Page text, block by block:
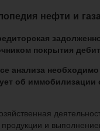
нефти и газа
покрытия
анализа
об
и